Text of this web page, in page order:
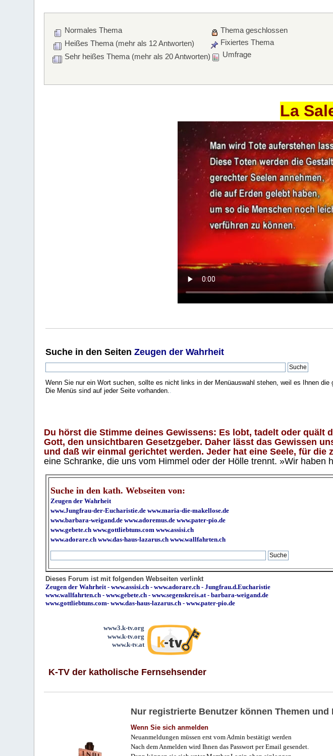
Normales Thema
Heißes Thema (mehr als 12 Antworten)
Sehr heißes Thema (mehr als 20 Antworten)
Thema geschlossen
Fixiertes Thema
Umfrage
La
Suche in den SeitenZeugen der Wahrheit
Wenn Sie nur ein Wort suchen, sollte es nicht links in der Menüauswahl stehen, weil es Ihnen die
Die Menüs sind auf jeder Seite vorhanden.
Du hörst die Stimme deines Gewissens: Es lobt, tadelt oder
Gott, den unsichtbaren Gesetzgeber. Daher lässt das Gewissen
und daß wir einmal gerichtet werden. Jeder hat eine Seele, für
eine Schranke, die uns vom Himmel oder der Hölle trennt. »Wir
Suche in den kath. Webseiten von:
Zeugen der Wahrheit
www.Jungfrau-der-Eucharistie.de www.maria-die-makellose.de
www.barbara-weigand.de www.adoremus.de www.pater-pio.de
www.gebete.ch www.gottliebtuns.com www.assisi.ch
www.adorare.ch www.das-haus-lazarus.ch www.wallfahrten.ch
Dieses Forum ist mit folgenden Webseiten verlinkt
Zeugen der Wahrheit -www.assisi.ch -www.adorare.ch -Jungfrau.d.Eucharistie
www.wallfahrten.ch -www.gebete.ch -www.segenskreis.at -barbara-weigand.de
www.gottliebtuns.com-www.das-haus-lazarus.ch - www.pater-pio.de
www3.k-tv.org
www.k-tv.org
www.k-tv.at
K-TV der katholische Fernsehsender
Nur registrierte Benutzer können Themen
Wenn Sie sich anmelden
Neuanmeldungen müssen erst vom Admin bestätigt werden
Nach dem Anmelden wird Ihnen das Passwort per Email gesendet.